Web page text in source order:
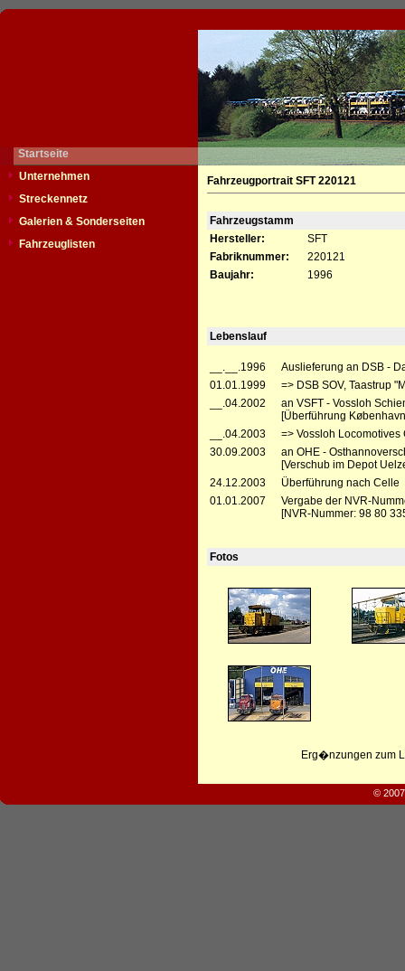
Startseite
Unternehmen
Streckennetz
Galerien & Sonderseiten
Fahrzeuglisten
Fahrzeugportrait SFT 220121
Fahrzeugstamm
Hersteller:
SFT
Fabriknummer:
220121
Baujahr:
1996
Lebenslauf
__.__.1996
Auslieferung an DSB -
01.01.1999
=> DSB SOV, Taastrup
__.04.2002
an VSFT - Vossloh
[Überführung
__.04.2003
=> Vossloh
30.09.2003
an OHE -
[Verschub im Depot
24.12.2003
Überführung nach Celle
01.01.2007
Vergabe der NVR-
[NVR-Nummer: 98 80
Fotos
Erg�nzungen zum
©